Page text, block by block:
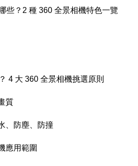
些？2 種 360 全景相機特色一覽
4 大 360 全景相機挑選原則
質
、防塵、防撞
應用範圍